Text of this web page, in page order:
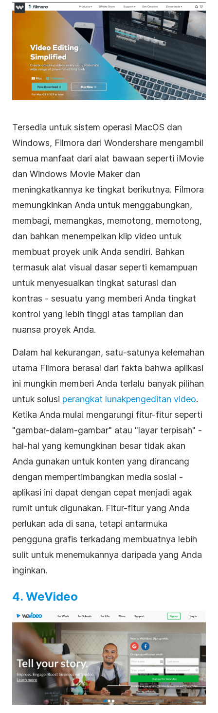
Tersedia untuk sistem operasi MacOS dan
Windows, Filmora dari Wondershare mengambil
semua manfaat dari alat bawaan seperti iMovie
dan Windows Movie Maker dan
meningkatkannya ke tingkat berikutnya. Filmora
memungkinkan Anda untuk menggabungkan,
membagi, memangkas, memotong, memotong,
dan bahkan menempelkan klip video untuk
membuat proyek unik Anda sendiri. Bahkan
termasuk alat visual dasar seperti kemampuan
untuk menyesuaikan tingkat saturasi dan
kontras - sesuatu yang memberi Anda tingkat
kontrol yang lebih tinggi atas tampilan dan
nuansa proyek Anda.
Dalam hal kekurangan, satu-satunya kelemahan
utama Filmora berasal dari fakta bahwa aplikasi
ini mungkin memberi Anda terlalu banyak pilihan
untuk solusi perangkat lunakpengeditan video.
Ketika Anda mulai mengarungi fitur-fitur seperti
"gambar-dalam-gambar" atau "layar terpisah" -
hal-hal yang kemungkinan besar tidak akan
Anda gunakan untuk konten yang dirancang
dengan mempertimbangkan media sosial -
aplikasi ini dapat dengan cepat menjadi agak
rumit untuk digunakan. Fitur-fitur yang Anda
perlukan ada di sana, tetapi antarmuka
pengguna grafis terkadang membuatnya lebih
sulit untuk menemukannya daripada yang Anda
inginkan.
4. WeVideo